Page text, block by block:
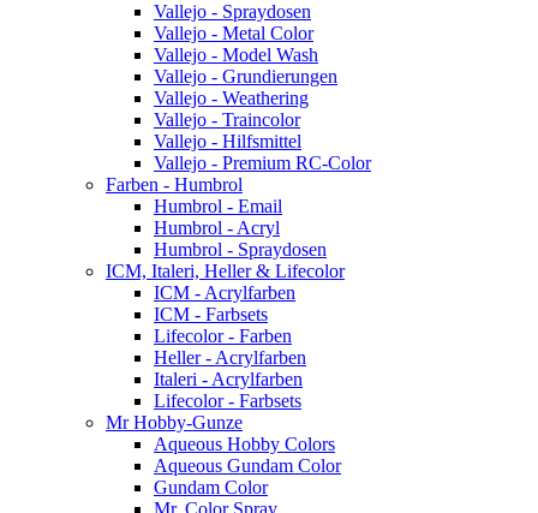
Vallejo - Spraydosen
Vallejo - Metal Color
Vallejo - Model Wash
Vallejo - Grundierungen
Vallejo - Weathering
Vallejo - Traincolor
Vallejo - Hilfsmittel
Vallejo - Premium RC-Color
Farben - Humbrol
Humbrol - Email
Humbrol - Acryl
Humbrol - Spraydosen
ICM, Italeri, Heller & Lifecolor
ICM - Acrylfarben
ICM - Farbsets
Lifecolor - Farben
Heller - Acrylfarben
Italeri - Acrylfarben
Lifecolor - Farbsets
Mr Hobby-Gunze
Aqueous Hobby Colors
Aqueous Gundam Color
Gundam Color
Mr. Color Spray